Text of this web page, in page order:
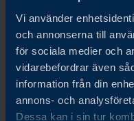
Vi använder
och annonserna till
för sociala medier och
vidarebefordrar även
information från din
annons- och
Dessa kan i sin tur
ursprungsreglerna
om produkterna
Vad händer om
varorna är